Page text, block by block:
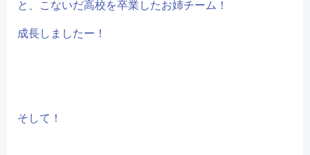
と、こないだ高校を卒業したお姉チーム！
成長しましたー！
そして！